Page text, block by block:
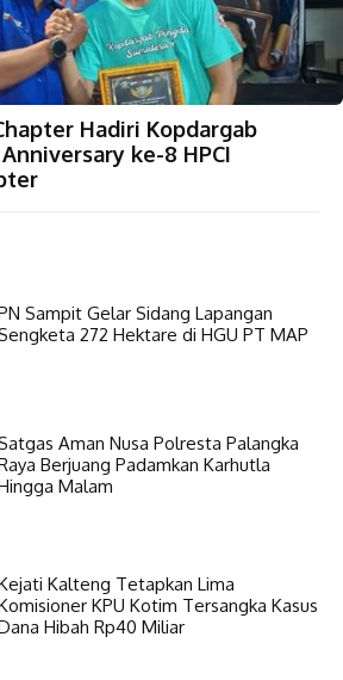
Hadiri Kopdargab
ke-8 HPCI
Sampit Gelar Sidang Lapangan
272 Hektare di HGU PT MAP
Aman Nusa Polresta Palangka
Berjuang Padamkan Karhutla
Malam
Kalteng Tetapkan Lima
KPU Kotim Tersangka Kasus
Hibah Rp40 Miliar